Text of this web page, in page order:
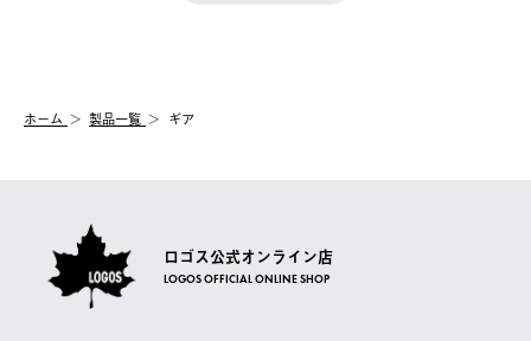
【配送業者】
佐川急便にて配送されます。
一度お手元の商品を返品いただき、ご希望商品を再注文してくだ
ホーム 製品一覧 ギア
ロゴス公式オンライン店
LOGOS OFFICIAL ONLINE SHOP